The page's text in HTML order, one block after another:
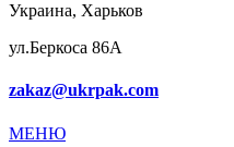
Украина, Харьков
ул.Беркоса 86А
zakaz@ukrpak.com
МЕНЮ